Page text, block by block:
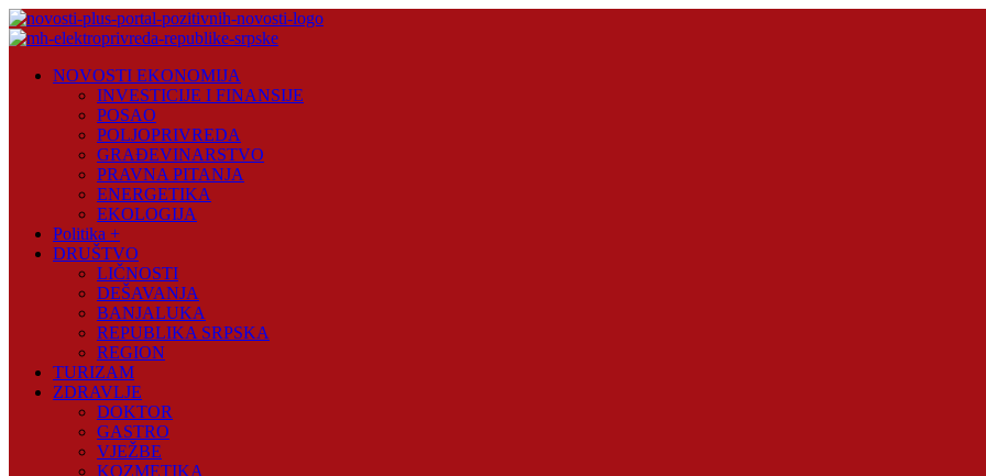
Skip
to
Plus
NOVOSTI EKONOMIJA
INVESTICIJE I FINANSIJE
POSAO
POLJOPRIVREDA
GRAĐEVINARSTVO
PRAVNA PITANJA
ENERGETIKA
EKOLOGIJA
Politika +
DRUŠTVO
LIČNOSTI
DEŠAVANJA
BANJALUKA
REPUBLIKA SRPSKA
REGION
TURIZAM
ZDRAVLJE
DOKTOR
GASTRO
VJEŽBE
KOZMETIKA